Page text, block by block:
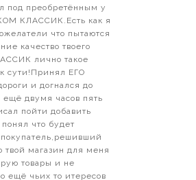
под преобретённым у
КЛАССИК.Есть как я
что пытаются
качество твоего
лично такое
сути!Принял ЕГО
и догнался до
ещё двумя часов пять
пойти добавить
понял что будет
твой магазин для меня
товары и не
ещё чьих то итересов